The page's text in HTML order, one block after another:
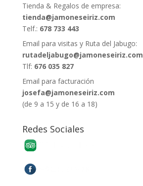
Tienda & Regalos de empresa:
tienda@jamoneseiriz.com
Telf.: 678 733 443
Email para visitas y Ruta del Jabugo:
rutadeljabugo@jamoneseiriz.com
Tlf: 676 035 827
Email para facturación
josefa@jamoneseiriz.com
(de 9 a 15 y de 16 a 18)
Redes Sociales